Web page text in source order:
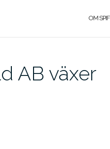
OM SPIF
AB växer